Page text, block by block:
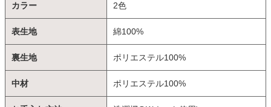
カラー 2色
表生地 綿100%
裏生地 ポリエステル100%
中材 ポリエステル100%